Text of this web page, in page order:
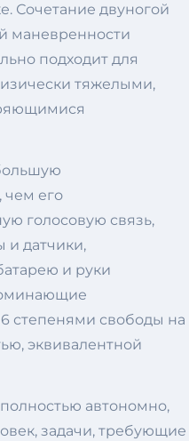
Сочетание двуногой
маневренности
подходит для
тяжелыми,
чем его
голосовую связь,
датчики,
и руки
степенями свободы на
эквивалентной
автономно,
задачи, требующие